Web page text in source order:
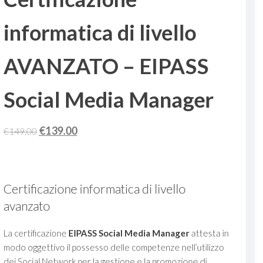
ANIMATORE DIGITALE
4.0
informatica di livello
AVANZATO – EIPASS
Social Media Manager
€149.00 Il
€149.00.
€139.00Il
€139.00.
Certificazione informatica di livello
avanzato
La certificazione EIPASS Social Media Managerattesta in
modo oggettivo il possesso delle competenze nell’utilizzo